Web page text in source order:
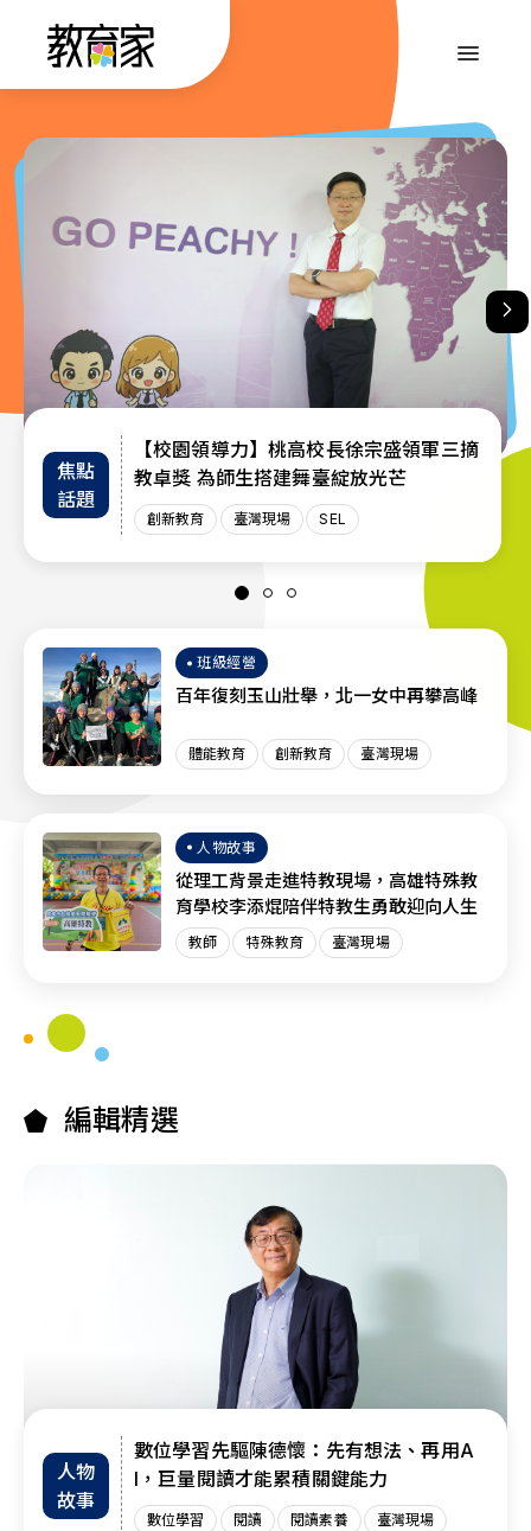
容
焦點
話題
【校園領導力】桃高校長徐宗盛領軍三摘
教卓獎 為師生搭建舞臺綻放光芒
創新教育 臺灣現場 SEL
教師
增能
教育部首辦「大專院校通識教育教師交流
工作坊」 共創AI與永續未來課堂
創新教育 臺灣現場 AI教育
趨勢
政策
退而不休，無私奉獻─教育部公布115年
教育奉獻獎獲獎名單
教師 教育奉獻獎 臺灣現場
班級經營
百年復刻玉山壯舉，北一女中再攀高峰
體能教育 創新教育 臺灣現場
人物故事
從理工背景走進特教現場，高雄特殊教
育學校李添焜陪伴特教生勇敢迎向人生
教師 特殊教育 臺灣現場
編輯精選
人物
故事
數位學習先驅陳德懷：先有想法、再用A
I，巨量閱讀才能累積關鍵能力
數位學習 閱讀 閱讀素養 臺灣現場